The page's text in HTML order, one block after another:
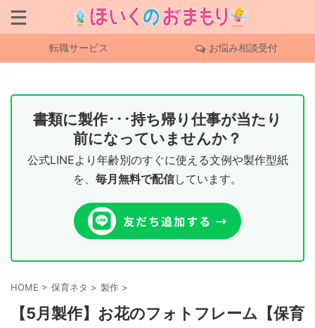
転職サービス お悩み相談受付
書類に製作･･･持ち帰り仕事が当たり
前になっていませんか？
公式LINEより年齢別のすぐに使える文例や製作型紙
を、 毎月無料で配信しています。
HOME > 保育ネタ > 製作 >
【5月製作】お花のフォトフレーム【保育